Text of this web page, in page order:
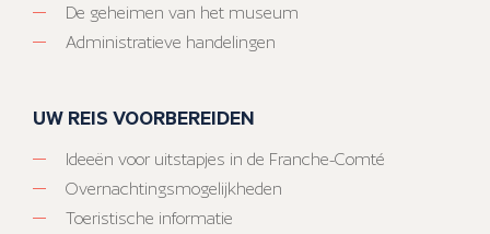
De geheimen van het museum
Administratieve handelingen
UW REIS VOORBEREIDEN
Ideeën voor uitstapjes in de Franche-Comté
Overnachtingsmogelijkheden
Toeristische informatie